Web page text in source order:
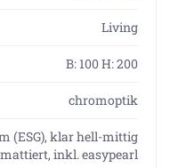
Living
B: 100 H: 200
chromoptik
(ESG), klar hell-mittig
mattiert, inkl. easypearl